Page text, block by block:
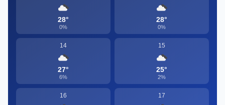
28°
0%
28°
0%
14
27°
6%
15
25°
2%
16 17